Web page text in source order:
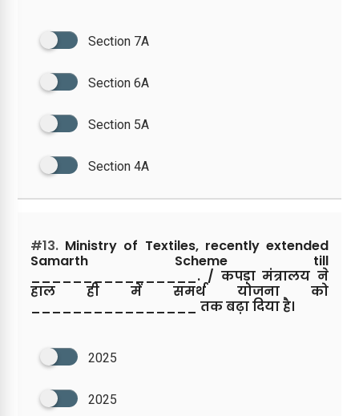
Section 7A
Section 6A
Section 5A
Section 4A
#13. Ministry of Textiles, recently extended
Samarth Scheme till
________________. / कपड़ा मंत्रालय ने
हाल ही में समर्थ योजना को
________________ तक बढ़ा दिया है।
2025
2025